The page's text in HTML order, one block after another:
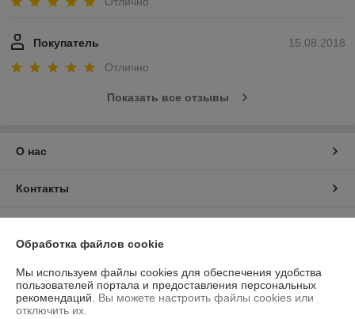
15.08.2018
Покупатель
Отлично
Показать все отзывы
О нас
Контакты
Полная версия сайта
Обработка файлов cookie
Мы используем файлы cookies для обеспечения удобства
пользователей портала и предоставления персональных
рекомендаций. Вы можете настроить файлы cookies или
отключить их.